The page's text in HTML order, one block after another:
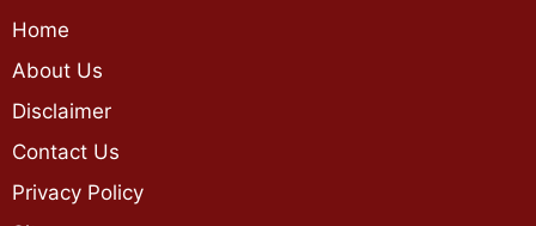
Home
About Us
Disclaimer
Contact Us
Privacy Policy